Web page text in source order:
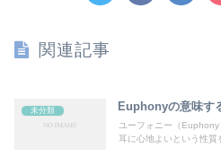
関連記事
未分類 Euphonyの意味す
ユーフォニー（
耳に心地よいという性質